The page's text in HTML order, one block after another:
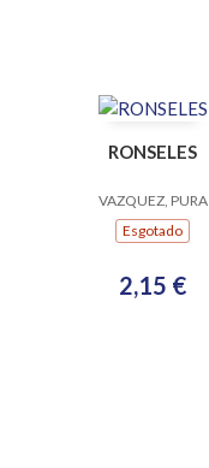
RONSELES
VAZQUEZ, PURA
Esgotado
2,15 €